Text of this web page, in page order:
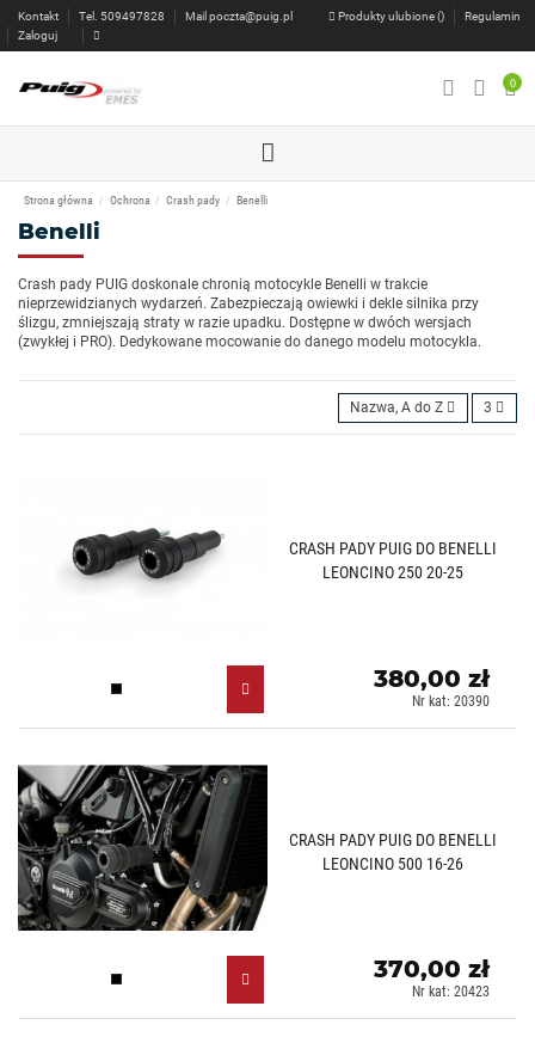
Kontakt Tel. 509497828 Mail poczta@puig.pl Produkty ulubione ()
Regulamin
Zaloguj
0
Strona główna Ochrona Crash pady Benelli
Benelli
Crash pady PUIG doskonale chronią motocykle Benelli w trakcie
nieprzewidzianych wydarzeń. Zabezpieczają owiewki i dekle silnika przy
ślizgu, zmniejszają straty w razie upadku. Dostępne w dwóch wersjach
(zwykłej i PRO). Dedykowane mocowanie do danego modelu motocykla.
Nazwa, A do Z 3
CRASH PADY PUIG DO BENELLI
LEONCINO 250 20-25
Czarny (N)
380,00 zł
Nr kat: 20390
CRASH PADY PUIG DO BENELLI
LEONCINO 500 16-26
Czarny (N)
370,00 zł
Nr kat: 20423